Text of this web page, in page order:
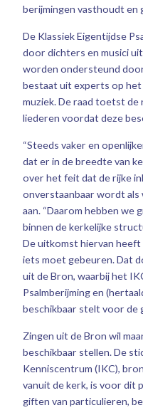
berijmingen vasthoudt en
De Klassiek Eigentijdse
door dichters en musici
worden ondersteund
bestaat uit experts op het
muziek. De raad toetst de
liederen voordat deze
“Steeds vaker en
dat er in de breedte van
over het feit dat de rijke
onverstaanbaar wordt als
aan. “Daarom hebben
binnen de kerkelijke
De uitkomst hiervan
iets moet gebeuren. Dat
uit de Bron, waarbij het
Psalmberijming en
beschikbaar stelt voor de
Zingen uit de Bron wil
beschikbaar stellen. De
Kenniscentrum (IKC),
vanuit de kerk, is voor dit
giften van particulieren,